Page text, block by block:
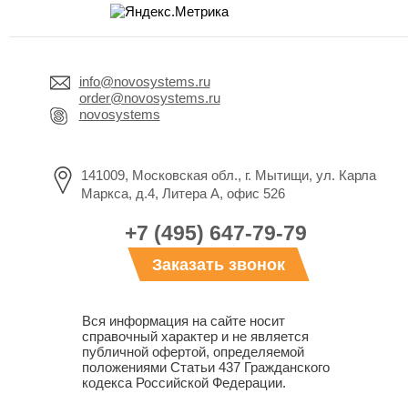
info@novosystems.ru
order@novosystems.ru
novosystems
141009, Московская обл., г. Мытищи, ул. Карла
Маркса, д.4, Литера А, офис 526
+7 (495) 647-79-79
Заказать звонок
Вся информация на сайте носит
справочный характер и не является
публичной офертой, определяемой
положениями Статьи 437 Гражданского
кодекса Российской Федерации.